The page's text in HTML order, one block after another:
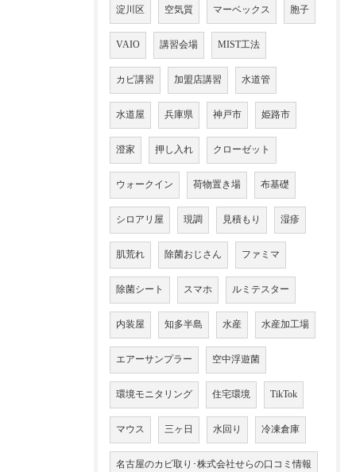
淀川区 空気質 マーベックス 胞子
VAIO 講習会場 MIST工法
カビ講習 加盟店講習 水道管
水道屋 兵庫県 神戸市 姫路市
澄家 押し入れ クローゼット
ウォークイン 荷物置き場 布基礎
シロアリ屋 現調 見積もり 湿疹
肌荒れ 除菌おじさん ファミマ
除菌シート スマホ ルミテスター
内装屋 知多半島 水産 水産加工場
エアーサンプラー 空中浮遊菌
環境モニタリング 住宅環境 TikTok
マウス 三ヶ日 水回り 冷凍倉庫
名古屋のカビ取り･株式会社せらの口コミ情報